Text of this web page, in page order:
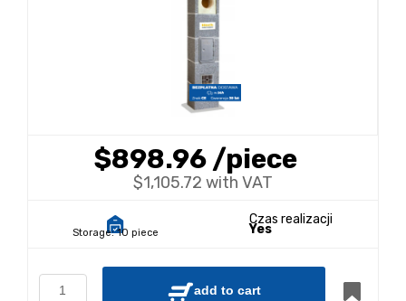
$898.96/piece
$1,105.72 with VAT
Storage: 10 piece
Czas realizacji
Yes
add to cart